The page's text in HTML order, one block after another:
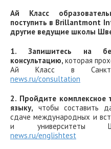
Ай Класс
поступить в Brillantmont
другие ведущие школы
1. Запишитесь на
консультацию,которая
Ай Класс в Санкт-
news.ru/consultation
2. Пройдите комплексное
языку, чтобы составить
сдаче международных и
и университеты
news.ru/englishtest